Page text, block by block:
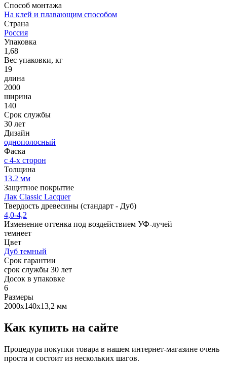
Способ монтажа
На клей и плавающим способом
Страна
Россия
Упаковка
1,68
Вес упаковки, кг
19
длина
2000
ширина
140
Срок службы
30 лет
Дизайн
однополосный
Фаска
с 4-х сторон
Толщина
13.2 мм
Защитное покрытие
Лак Сlassiс Lacquer
Твердость древесины (стандарт - Дуб)
4,0-4,2
Изменение оттенка под воздействием УФ-лучей
темнеет
Цвет
Дуб темный
Срок гарантии
срок службы 30 лет
Досок в упаковке
6
Размеры
2000х140х13,2 мм
Как купить на сайте
Процедура покупки товара в нашем интернет-магазине очень
проста и состоит из нескольких шагов.